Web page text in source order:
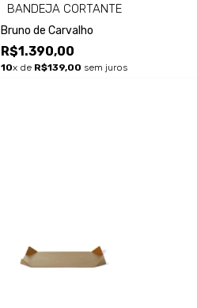
BANDEJA CORTANTE
Bruno de Carvalho
R$1.390,00
10x de R$139,00 sem juros